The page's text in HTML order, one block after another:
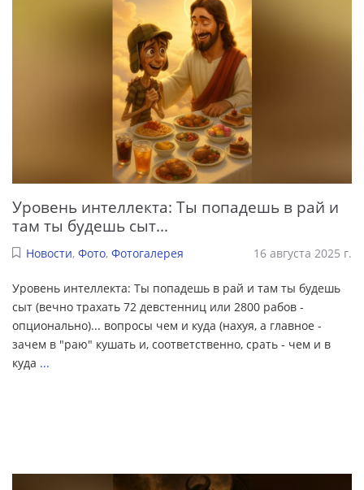
Уровень интеллекта: Ты попадешь в рай и
там ты будешь сыт...
Новости, Фото, Фотогалерея 16 августа 2025 г.
Уровень интеллекта: Ты попадешь в рай и там ты будешь
сыт (вечно трахать 72 девстенниц или 2800 рабов -
опционально)... вопросы чем и куда (нахуя, а главное -
зачем в "раю" кушать и, соответственно, срать - чем и в
куда ...